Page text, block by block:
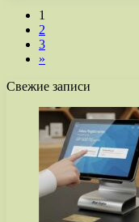
1
2
3
»
Свежие записи